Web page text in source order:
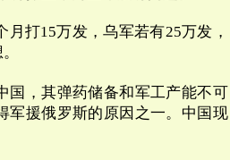
打15万发，乌军若有25万发，
国，其弹药储备和军工产能不可
军援俄罗斯的原因之一。中国现